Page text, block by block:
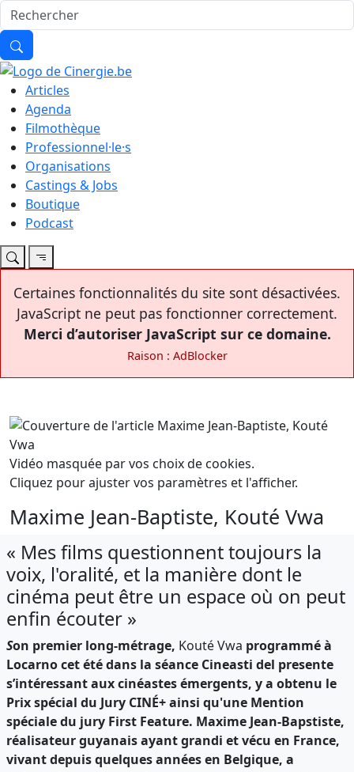
Articles
Agenda
Filmothèque
Professionnel·le·s
Organisations
Castings & Jobs
Boutique
Podcast
Certaines fonctionnalités du site sont désactivées.
JavaScript ne peut pas fonctionner correctement.
Merci d’autoriser JavaScript sur ce domaine.
Raison : AdBlocker
Vidéo masquée par vos choix de cookies.
Cliquez pour ajuster vos paramètres et l'afficher.
Maxime Jean-Baptiste, Kouté Vwa
« Mes films questionnent toujours la
voix, l'oralité, et la manière dont le
cinéma peut être un espace où on peut
enfin écouter »
Son premier long-métrage, Kouté Vwa programmé à
Locarno cet été dans la séance Cineasti del presente
s’intéressant aux cinéastes émergents, y a obtenu le
Prix spécial du Jury CINÉ+ ainsi qu'une Mention
spéciale du jury First Feature. Maxime Jean-Bapstiste,
réalisateur guyanais ayant grandi et vécu en France,
vivant depuis quelques années en Belgique, a